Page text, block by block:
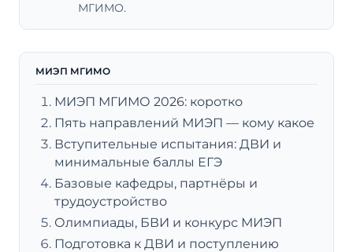
МГИМО.
МИЭП МГИМО
МИЭП МГИМО 2026: коротко
Пять направлений МИЭП — кому какое
Вступительные испытания: ДВИ и
минимальные баллы ЕГЭ
Базовые кафедры, партнёры и
трудоустройство
Олимпиады, БВИ и конкурс МИЭП
Подготовка к ДВИ и поступлению